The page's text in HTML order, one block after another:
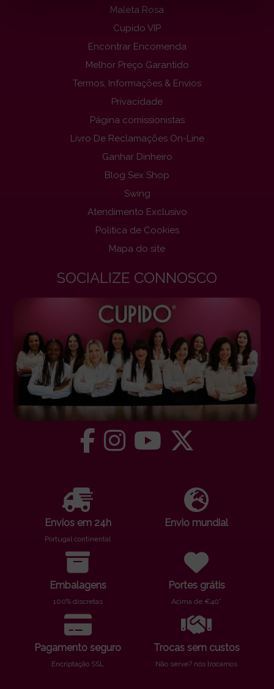
Maleta Rosa
Cupido VIP
Encontrar Encomenda
Melhor Preço Garantido
Termos, Informações & Envios
Privacidade
Página comissionistas
Livro De Reclamações On-Line
Ganhar Dinheiro
Blog Sex Shop
Swing
Atendimento Exclusivo
Politica de Cookies
Mapa do site
SOCIALIZE CONNOSCO
Envios em 24h
Portugal continental
Envio mundial
Embalagens
100% discretas
Portes grátis
Acima de €40*
Pagamento seguro
Encriptação SSL
Trocas sem custos
Não serve? nós trocamos